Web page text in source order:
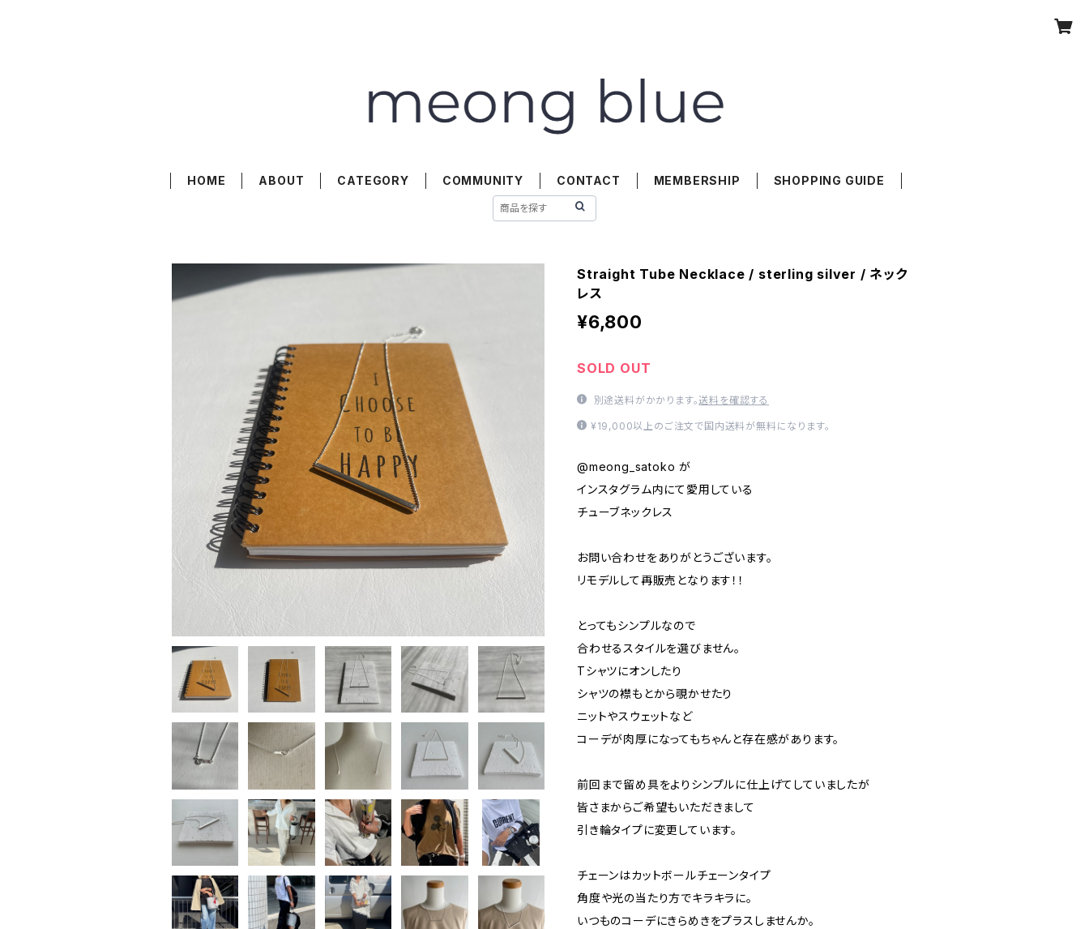
HOME ABOUT CATEGORY COMMUNITY CONTACT MEMBERSHIP SHOPPING GUIDE
Straight Tube Necklace / sterling silver / ネック
レス
¥6,800
SOLD OUT
別途送料がかかります。送料を確認する
¥19,000以上のご注文で国内送料が無料になります。
@meong_satoko が
インスタグラム内にて愛用している
チューブネックレス
お問い合わせをありがとうございます。
リモデルして再販売となります！！
とってもシンプルなので
合わせるスタイルを選びません。
Tシャツにオンしたり
シャツの襟もとから覗かせたり
ニットやスウェットなど
コーデが肉厚になってもちゃんと存在感があります。
前回まで留め具をよりシンプルに仕上げてしていましたが
皆さまからご希望もいただきまして
引き輪タイプに変更しています。
チェーンはカットボールチェーンタイプ
角度や光の当たり方でキラキラに。
いつものコーデにきらめきをプラスしませんか。